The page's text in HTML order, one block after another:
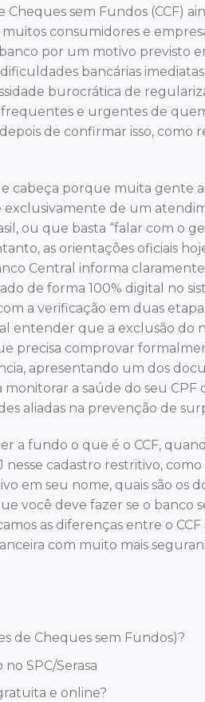
sem Fundos (CCF)
consumidores e
por um motivo previsto
bancárias
burocrática de
e urgentes de
de confirmar isso, como
cabeça porque muita gente
exclusivamente de um
ou que basta “falar com o
as orientações oficiais
Central informa
de forma 100% digital no
a verificação em duas
entender que a exclusão do
precisa comprovar
apresentando um dos
a saúde do seu CPF
aliadas na prevenção de
a fundo o que é o CCF,
nesse cadastro restritivo,
em seu nome, quais são os
você deve fazer se o banco
as diferenças entre o CCF
com muito mais
de Cheques sem Fundos)?
SPC/Serasa
e online?